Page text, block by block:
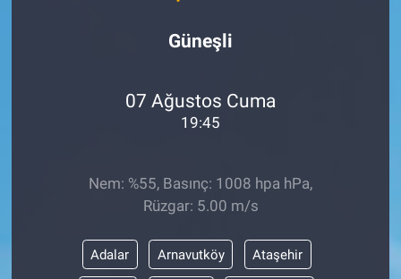
Güneşli
07 Ağustos Cuma
19:45
Nem: %55, Basınç: 1008 hpa hPa,
Rüzgar: 5.00 m/s
Adalar Arnavutköy Ataşehir
Bilim ve Teknoloji